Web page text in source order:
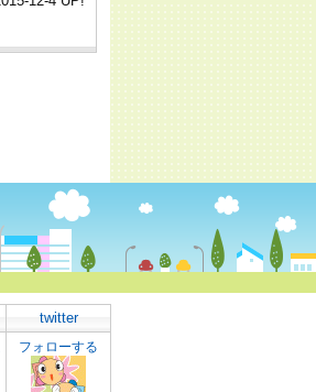
twitter
フォローする